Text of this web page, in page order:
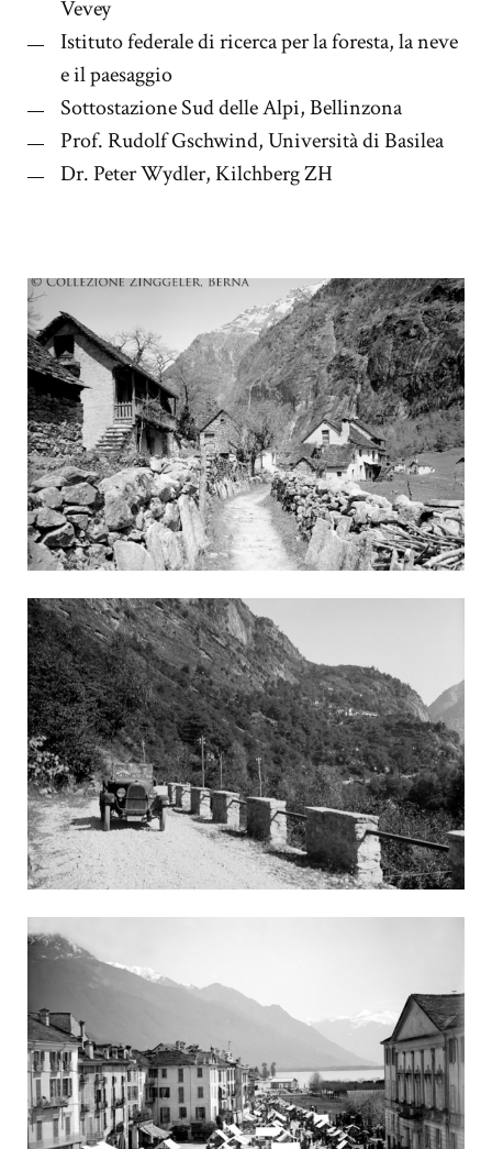
Vevey
Istituto federale di ricerca per la foresta, la neve
e il paesaggio
Sottostazione Sud delle Alpi, Bellinzona
Prof. Rudolf Gschwind, Università di Basilea
Dr. Peter Wydler, Kilchberg ZH